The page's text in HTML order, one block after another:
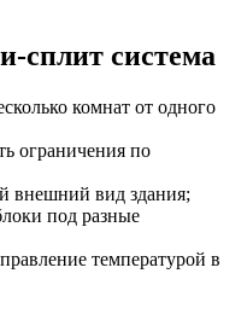
сплит система
комнат от одного
ограничения по
внешний вид здания;
под разные
температурой в